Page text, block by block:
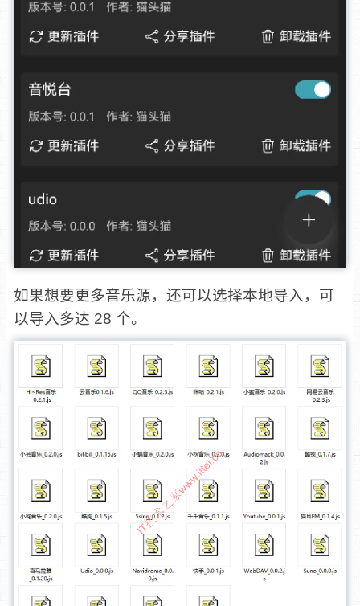
如果想要更多音乐源，还可以选择本地导入，可
以导入多达 28 个。